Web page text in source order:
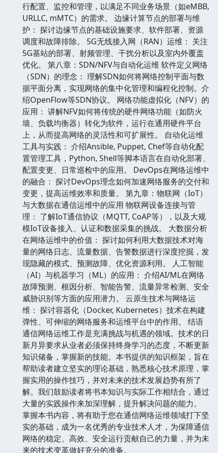
行配置、监控和管理，以满足不同业务场景（如eMBB,
URLLC, mMTC）的需求。 边缘计算节点的部署与维
护： 探讨边缘节点的基础设施要求、软件部署、资源
调度和故障排除。 5G无线接入网（RAN）运维： 关注
5G基站的部署、射频管理、干扰分析以及室内外覆盖
优化。 第八章：SDN/NFV与自动化运维 软件定义网络
（SDN）的理念： 理解SDN如何将网络控制平面与数
据平面分离，实现网络的集中化管理和编程化控制。介
绍OpenFlow等SDN协议。 网络功能虚拟化（NFV）的
应用： 讲解NFV如何将传统的硬件网络功能（如防火
墙、负载均衡器）转化为软件，运行在通用硬件平台
上，从而提高网络的灵活性和可扩展性。 自动化运维
工具与实践： 介绍Ansible, Puppet, Chef等自动化配
置管理工具，Python, Shell等脚本语言在自动化部署、
配置变更、日常巡检中的应用。 DevOps在网络运维中
的融合： 探讨DevOps理念如何加速网络服务的交付和
变更，提高运维效率和质量。 第九章：物联网（IoT）
与大数据在通信运维中的应用 物联网设备连接与管
理： 了解IoT通信协议（MQTT, CoAP等），以及大规
模IoT设备接入、认证和数据采集的挑战。 大数据分析
在网络运维中的价值： 探讨如何利用大数据技术对海
量的网络日志、流量数据、告警数据进行深度挖掘，发
现隐藏的模式、预测故障、优化资源利用。 人工智能
（AI）与机器学习（ML）的应用： 介绍AI/ML在网络
故障预测、根因分析、智能告警、流量异常检测、安全
威胁识别等方面的应用潜力。 云原生技术与网络运
维： 探讨容器化（Docker, Kubernetes）技术在构建
弹性、可伸缩的网络服务和运维平台中的作用。 结语
通信网络运维工作是充满挑战与机遇的领域。技术的日
新月异要求从业者必须保持终身学习的态度，不断更新
知识储备，掌握新的技能。本书提供的知识框架，旨在
帮助读者建立坚实的理论基础，熟悉核心技术原理，掌
握实用的操作技巧，并对未来的技术发展趋势有所了
解。我们鼓励读者将书本知识与实际工作相结合，通过
大量的实践操作来加深理解，提升解决问题的能力。
掌握本书内容，将有助于您在通信网络运维领域打下坚
实的基础，成为一名优秀的专业技术人才，为保障通信
网络的稳定、高效、安全运行贡献自己的力量，并为未
来的技术变革做好充分的准备。